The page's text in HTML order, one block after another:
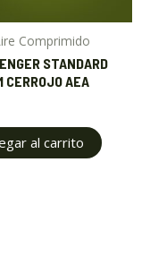
Comprimido
STANDARD
CERROJO AEA
al carrito